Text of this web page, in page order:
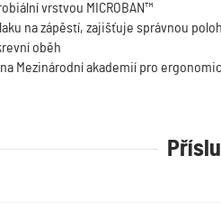
vrstvou MICROBAN™
na zápěstí, zajišťuje správnou
oběh
Mezinárodní akademií pro